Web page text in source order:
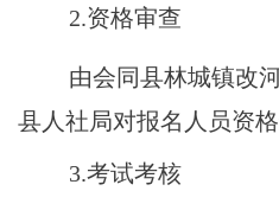
2.资格审查
由会同县林城镇改
县人社局对报名人员资格
3.考试考核